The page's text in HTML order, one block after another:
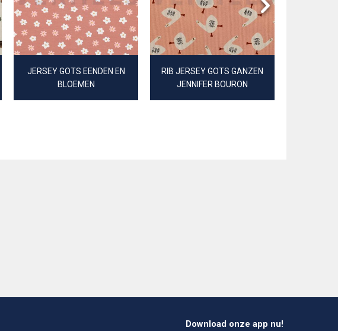
JERSEY GOTS EENDEN EN
BLOEMEN
RIB JERSEY GOTS GANZEN
JENNIFER BOURON
Download onze app nu!